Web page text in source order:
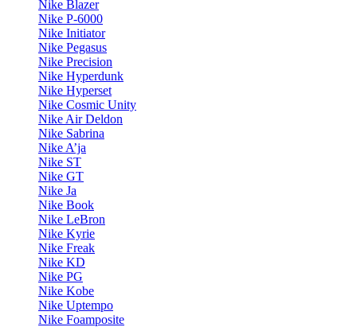
Nike Blazer
Nike P-6000
Nike Initiator
Nike Pegasus
Nike Precision
Nike Hyperdunk
Nike Hyperset
Nike Cosmic Unity
Nike Air Deldon
Nike Sabrina
Nike A’ja
Nike ST
Nike GT
Nike Ja
Nike Book
Nike LeBron
Nike Kyrie
Nike Freak
Nike KD
Nike PG
Nike Kobe
Nike Uptempo
Nike Foamposite